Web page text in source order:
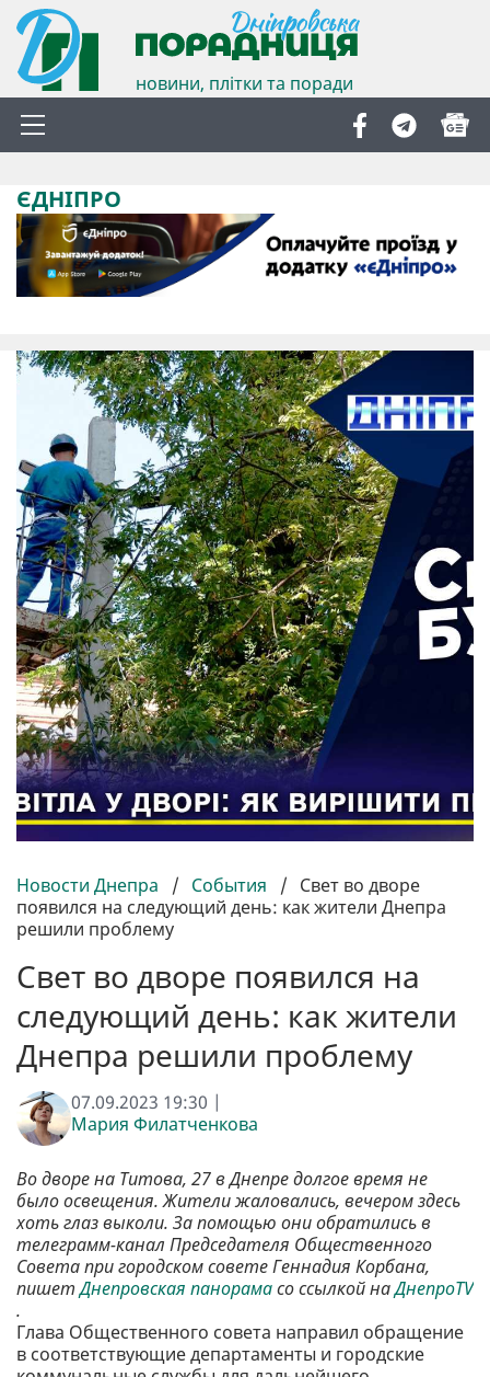
новини, плітки та поради
ЄДНІПРО
Новости Днепра / События / Свет во дворе
появился на следующий день: как жители Днепра
решили проблему
Свет во дворе появился на
следующий день: как жители
Днепра решили проблему
07.09.2023 19:30 |
Мария Филатченкова
Во дворе на Титова, 27 в Днепре долгое время не
было освещения. Жители жаловались, вечером здесь
хоть глаз выколи. За помощью они обратились в
телеграмм-канал Председателя Общественного
Совета при городском совете Геннадия Корбана,
пишетДнепровская панорамасо ссылкой наДнепроTV
.
Глава Общественного совета направил обращение
в соответствующие департаменты и городские